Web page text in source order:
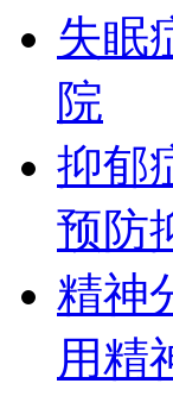
失眠
院
抑郁
预防
精神
用精